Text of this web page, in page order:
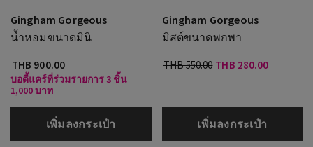
Gingham Gorgeous
น้ำหอมขนาดมินิ
THB 900.00
บอดี้แคร์ที่ร่วมรายการ 3 ชิ้น
1,000 บาท
เพิ่มลงกระเป๋า
Gingham Gorgeous
มิสต์ขนาดพกพา
THB 550.00 THB 280.00
เพิ่มลงกระเป๋า